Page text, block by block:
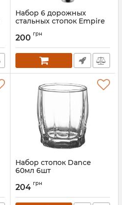
Набор 6 дорожных
стальных стопок Empire
Артикул:
200 грн
Набор стопок Dance
60мл 6шт
204 грн